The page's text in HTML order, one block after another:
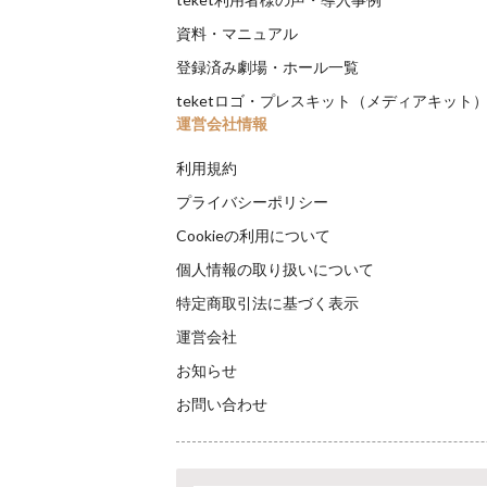
資料・マニュアル
登録済み劇場・ホール一覧
teketロゴ・プレスキット（メディアキット）
運営会社情報
利用規約
プライバシーポリシー
Cookieの利用について
個人情報の取り扱いについて
特定商取引法に基づく表示
運営会社
お知らせ
お問い合わせ